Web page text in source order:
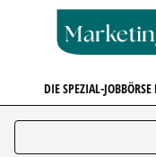
DIE SPEZIAL-